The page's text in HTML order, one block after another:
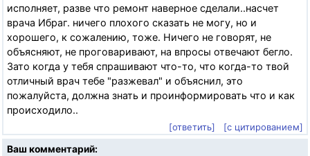
исполняет, разве что ремонт наверное сделали..насчет
врача Ибраг. ничего плохого сказать не могу, но и
хорошего, к сожалению, тоже. Ничего не говорят, не
объясняют, не проговаривают, на впросы отвечают бегло.
Зато когда у тебя спрашивают что-то, что когда-то твой
отличный врач тебе "разжевал" и объяснил, это
пожалуйста, должна знать и проинформировать что и как
происходило..
[ответить]
[с цитированием]
Ваш комментарий: